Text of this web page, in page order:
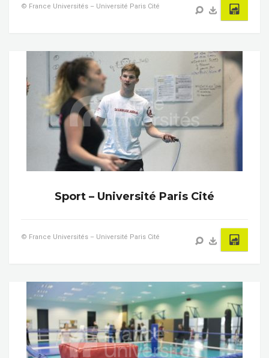
© France Universités – Université Paris Cité
Sport – Université Paris Cité
© France Universités – Université Paris Cité